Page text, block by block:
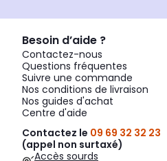
Besoin d’aide ?
Contactez-nous
Questions fréquentes
Suivre une commande
Nos conditions de livraison
Nos guides d'achat
Centre d'aide
Contactez le 09 69 32 32 23
(appel non surtaxé)
Accès sourds